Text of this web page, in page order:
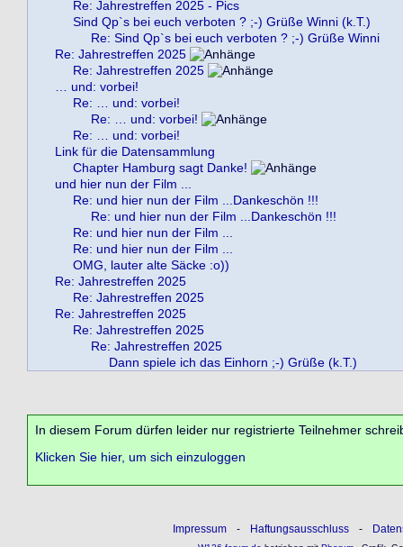
Re: Jahrestreffen 2025 - Pics
Sind Qp`s bei euch verboten ? ;-) Grüße Winni (k.T.)
Re: Sind Qp`s bei euch verboten ? ;-) Grüße Winni
Re: Jahrestreffen 2025
Re: Jahrestreffen 2025
… und: vorbei!
Re: … und: vorbei!
Re: … und: vorbei!
Re: … und: vorbei!
Link für die Datensammlung
Chapter Hamburg sagt Danke!
und hier nun der Film ...
Re: und hier nun der Film ...Dankeschön !!!
Re: und hier nun der Film ...Dankeschön !!!
Re: und hier nun der Film ...
Re: und hier nun der Film ...
OMG, lauter alte Säcke :o))
Re: Jahrestreffen 2025
Re: Jahrestreffen 2025
Re: Jahrestreffen 2025
Re: Jahrestreffen 2025
Re: Jahrestreffen 2025
Dann spiele ich das Einhorn ;-) Grüße (k.T.)
In diesem Forum dürfen leider nur registrierte Teilnehmer
Klicken Sie hier, um sich einzuloggen
Impressum - Haftungsausschluss -